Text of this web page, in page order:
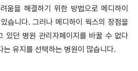
움을 해결하기 위한 방법으로 메디하이
습니다. 그러나 메디하이 웍스의 장점을
있던 병원 관리자페이지를 바꿀 수 없다
는 유지를 선택하는 병원이 많습니다.